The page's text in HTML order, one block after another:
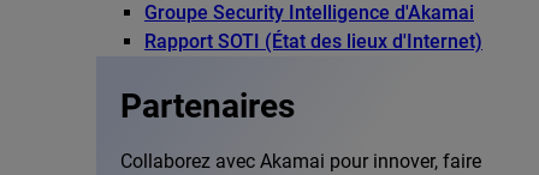
Groupe Security Intelligence d'Akamai
Rapport SOTI (État des lieux d'Internet)
Partenaires
Collaborez avec Akamai pour innover, faire